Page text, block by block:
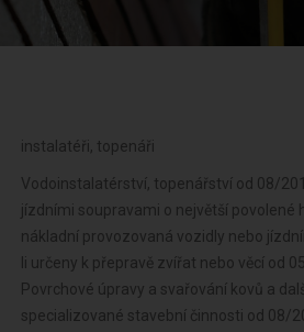
instalatéři, topenáři
Vodoinstalatérství, topenářství od 08/
jízdními soupravami o největší povolené
nákladní provozovaná vozidly nebo
li určeny k přepravě zvířat nebo věcí od
Povrchové úpravy a svařování kovů a
specializované stavební činnosti od 08/